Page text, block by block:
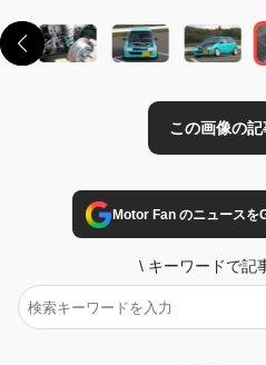
Motor Fan のニュースを
\ キーワードで記